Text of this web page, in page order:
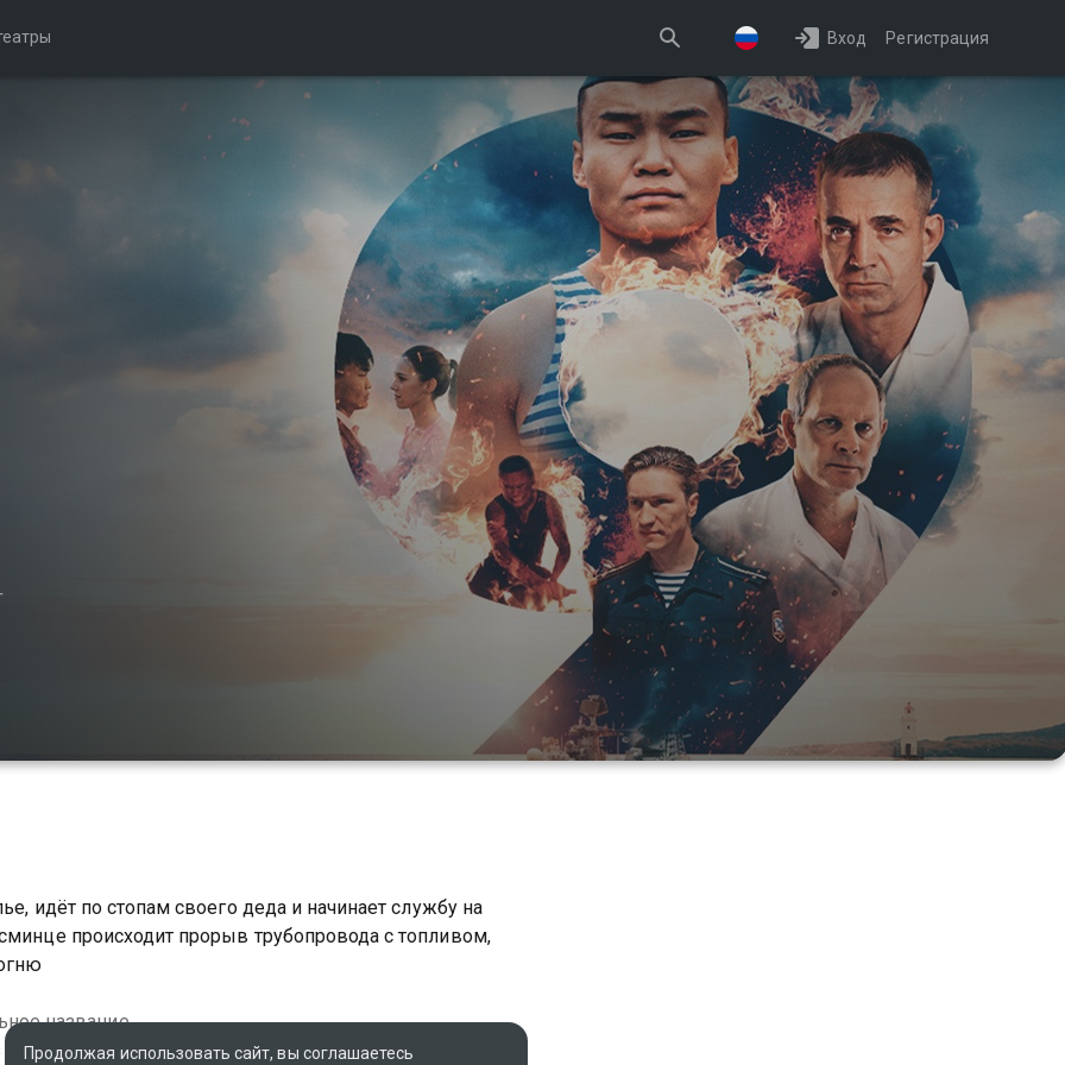
Вход Регистрация
идёт по стопам своего деда и начинает службу на
происходит прорыв трубопровода с топливом,
название
Продолжая использовать сайт, вы соглашаетесь